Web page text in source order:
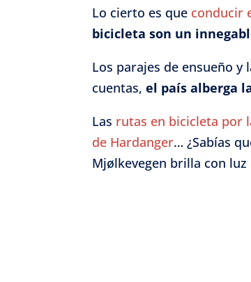
Lo cierto es que conducir
bicicleta son un
Los parajes de ensueño
cuentas, el país alberga
Las rutas en bicicleta por
de Hardanger… ¿Sabías
Mjølkevegen brilla con luz